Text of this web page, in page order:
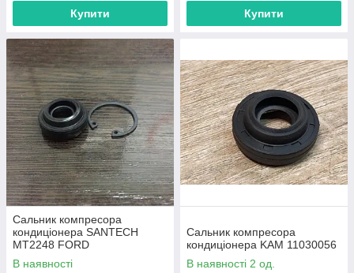
Купити Купити
Сальник компресора
кондиціонера SANTECH
MT2248 FORD
В наявності
Сальник компресора
кондиціонера KAM 11030056
В наявності 2 од.